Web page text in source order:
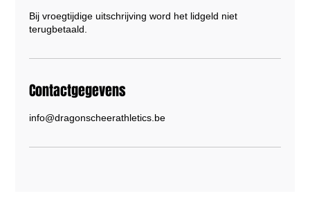
Bij vroegtijdige uitschrijving word het lidgeld niet
terugbetaald.
Contactgegevens
info@dragonscheerathletics.be